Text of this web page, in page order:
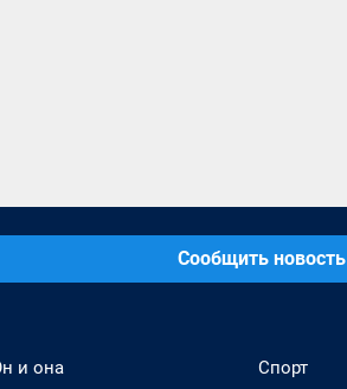
Сообщить новость
и она
Спорт